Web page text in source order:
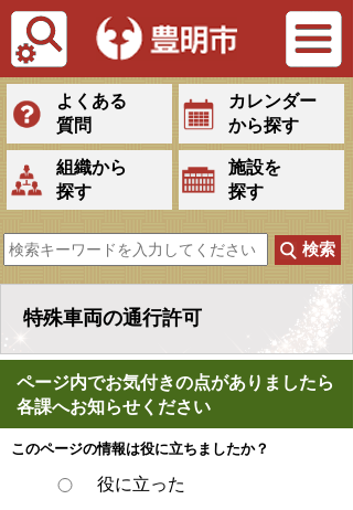
Tiếng Việt
よくある
質問
カレンダー
から探す
組織から
探す
施設を
探す
特殊車両の通行許可
ページ内でお気付きの点がありましたら
各課へお知らせください
このページの情報は役に立ちましたか？
役に立った